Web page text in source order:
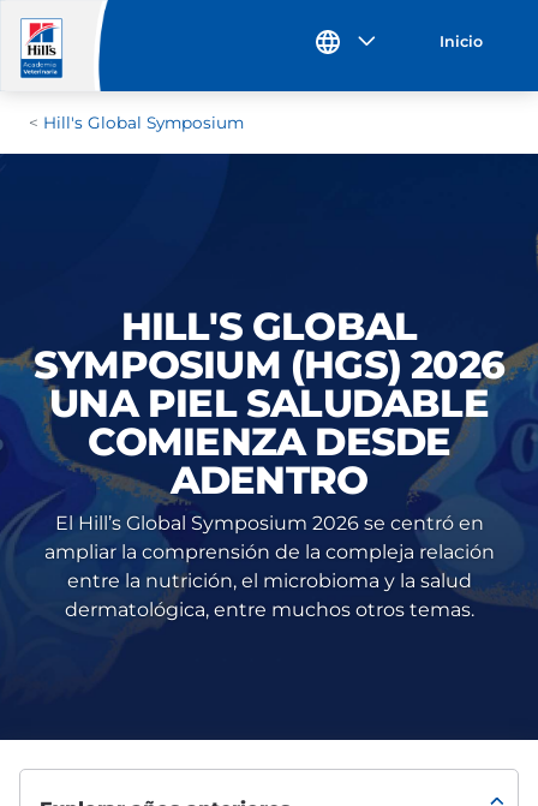
Inicio
Hill's Global Symposium
HILL'S GLOBAL
SYMPOSIUM (HGS) 2026
UNA PIEL SALUDABLE
COMIENZA DESDE
ADENTRO
El Hill’s Global Symposium 2026 se centró en
ampliar la comprensión de la compleja relación
entre la nutrición, el microbioma y la salud
dermatológica, entre muchos otros temas.